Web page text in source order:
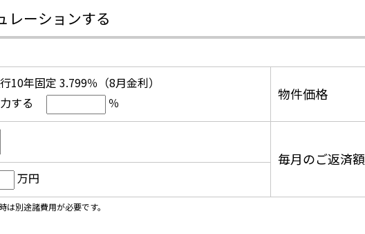
レーションする
10年固定 3.799％（8月金利）
する
％ 物件価格
毎月のご返済額
万円
別途諸費用が必要です。